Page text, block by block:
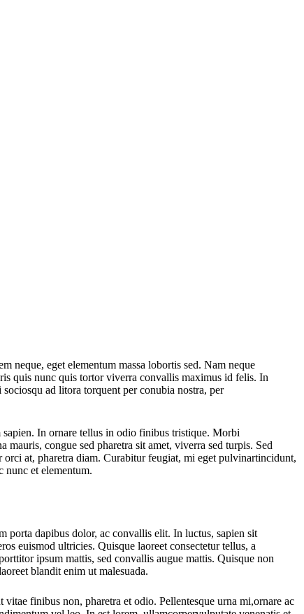
neque, eget elementum massa lobortis sed. Nam neque
quis nunc quis tortor viverra convallis maximus id felis. In
ad litora torquent per conubia nostra, per
In ornare tellus in odio finibus tristique. Morbi
congue sed pharetra sit amet, viverra sed turpis. Sed
at, pharetra diam. Curabitur feugiat, mi eget pulvinartincidunt,
nunc et elementum.
porta dapibus dolor, ac convallis elit. In luctus, sapien sit
euismod ultricies. Quisque laoreet consectetur tellus, a
ipsum mattis, sed convallis augue mattis. Quisque non
blandit enim ut malesuada.
finibus non, pharetra et odio. Pellentesque urna mi,ornare ac